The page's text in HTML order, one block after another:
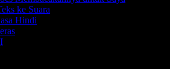
ke Suara
Hindi